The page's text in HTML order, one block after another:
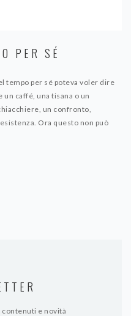
PER SÉ
tempo per sé poteva voler dire
caffé, una tisana o un
un confronto,
Ora questo non può
contenuti e novità